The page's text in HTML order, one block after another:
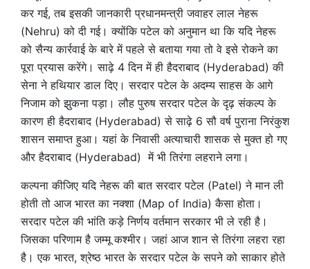
कर गई, तब इसकी जानकारी प्रधानमन्त्री जवाहर लाल नेहरू
(Nehru) को दी गई। क्योंकि पटेल को अनुमान था कि यदि नेहरू
को सैन्य कार्रवाई के बारे में पहले से बताया गया तो वे इसे रोकने का
पूरा प्रयास करेंगे। साढ़े 4 दिन में ही हैदराबाद (Hyderabad) की
सेना ने हथियार डाल दिए। सरदार पटेल के अदम्य साहस के आगे
निजाम को झुकना पड़ा। लौह पुरुष सरदार पटेल के दृढ़ संकल्प के
कारण ही हैदराबाद (Hyderabad) से साढ़े 6 सौ वर्ष पुराना निरंकुश
शासन समाप्त हुआ। यहां के निवासी अत्याचारी शासक से मुक्त हो गए
और हैदराबाद (Hyderabad) में भी तिरंगा लहराने लगा।
कल्पना कीजिए यदि नेहरू की बात सरदार पटेल (Patel) ने मान ली
होती तो आज भारत का नक्शा (Map of India) कैसा होता।
सरदार पटेल की भांति कड़े निर्णय वर्तमान सरकार भी ले रही है।
जिसका परिणाम है जम्मू कश्मीर। जहां आज शान से तिरंगा लहरा रहा
है। एक भारत, श्रेष्ठ भारत के सरदार पटेल के सपने को साकार होते